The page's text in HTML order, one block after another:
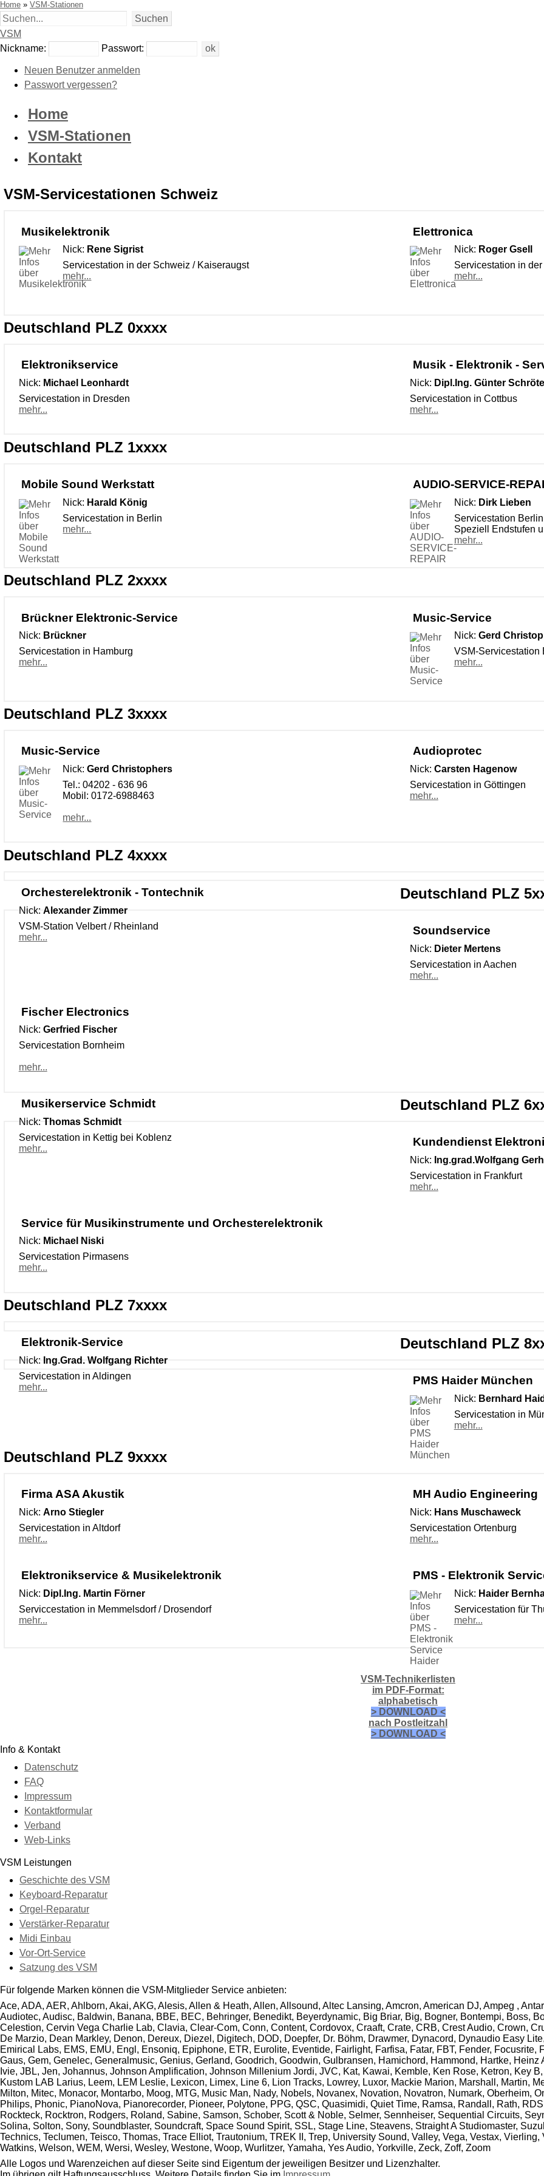
Home » VSM-Stationen
VSM
Nickname:
Passwort:
Neuen Benutzer anmelden
Passwort vergessen?
Home
VSM-Stationen
Kontakt
VSM-Servicestationen Schweiz
Musikelektronik
Nick: Rene Sigrist
Servicestation in der Schweiz / Kaiseraugst
mehr...
Elettronica
Nick: Roger Gsell
Servicestation in
mehr...
Deutschland PLZ 0xxxx
Elektronikservice
Nick: Michael Leonhardt
Servicestation in Dresden
mehr...
Musik - Elektronik -
Nick: Dipl.Ing. Günter
Servicestation in Cottbus
mehr...
Deutschland PLZ 1xxxx
Mobile Sound Werkstatt
Nick: Harald König
Servicestation in Berlin
mehr...
AUDIO-SERVICE-
Nick: Dirk Lieben
Servicestation
Speziell Endstufen
mehr...
Deutschland PLZ 2xxxx
Brückner Elektronic-Service
Nick: Brückner
Servicestation in Hamburg
mehr...
Music-Service
Nick: Gerd
VSM-Servicestation
mehr...
Deutschland PLZ 3xxxx
Music-Service
Nick:Gerd Christophers
Tel.: 04202 - 636 96
Mobil: 0172-6988463
mehr...
Audioprotec
Nick: Carsten Hagenow
Servicestation in Göttingen
mehr...
Deutschland PLZ 4xxxx
Orchesterelektronik - Tontechnik
Nick: Alexander Zimmer
VSM-Station Velbert / Rheinland
mehr...
Deutschland PLZ
Soundservice
Nick: Dieter Mertens
Servicestation in Aachen
mehr...
Fischer Electronics
Nick: Gerfried Fischer
Servicestation Bornheim
mehr...
Musikerservice Schmidt
Nick: Thomas Schmidt
Servicestation in Kettig bei Koblenz
mehr...
Deutschland PLZ
Kundendienst
Nick: Ing.grad.Wolfgang
Servicestation in Frankfurt
mehr...
Service für Musikinstrumente und Orchesterelektronik
Nick: Michael Niski
Servicestation Pirmasens
mehr...
Deutschland PLZ 7xxxx
Elektronik-Service
Nick: Ing.Grad. Wolfgang Richter
Servicestation in Aldingen
mehr...
Deutschland PLZ
PMS Haider München
Nick: Bernhard
Servicestation in
mehr...
Deutschland PLZ 9xxxx
Firma ASA Akustik
Nick: Arno Stiegler
Servicestation in Altdorf
mehr...
MH Audio Engineering
Nick: Hans Muschaweck
Servicestation Ortenburg
mehr...
Elektronikservice & Musikelektronik
Nick: Dipl.Ing. Martin Förner
Serviccestation in Memmelsdorf / Drosendorf
mehr...
PMS - Elektronik
Nick: Haider
Servicestation für
mehr...
VSM-Technikerlisten
im PDF-Format:
alphabetisch
> DOWNLOAD <
nach Postleitzahl
> DOWNLOAD <
Info & Kontakt
Datenschutz
FAQ
Impressum
Kontaktformular
Verband
Web-Links
VSM Leistungen
Geschichte des VSM
Keyboard-Reparatur
Orgel-Reparatur
Verstärker-Reparatur
Midi Einbau
Vor-Ort-Service
Satzung des VSM
Für folgende Marken können die VSM-Mitglieder Service anbieten:
Ace, ADA, AER, Ahlborn, Akai, AKG, Alesis, Allen & Heath, Allen, Allsound, Altec Lansing, Amcron, American DJ, Ampeg ,
Audiotec, Audisc, Baldwin, Banana, BBE, BEC, Behringer, Benedikt, Beyerdynamic, Big Briar, Big, Bogner, Bontempi, Boss,
Celestion, Cervin Vega Charlie Lab, Clavia, Clear-Com, Conn, Content, Cordovox, Craaft, Crate, CRB, Crest Audio, Crown,
De Marzio, Dean Markley, Denon, Dereux, Diezel, Digitech, DOD, Doepfer, Dr. Böhm, Drawmer, Dynacord, Dynaudio Easy
Emirical Labs, EMS, EMU, Engl, Ensoniq, Epiphone, ETR, Eurolite, Eventide, Fairlight, Farfisa, Fatar, FBT, Fender,
Gaus, Gem, Genelec, Generalmusic, Genius, Gerland, Goodrich, Goodwin, Gulbransen, Hamichord, Hammond, Hartke,
Ivie, JBL, Jen, Johannus, Johnson Amplification, Johnson Millenium Jordi, JVC, Kat, Kawai, Kemble, Ken Rose, Ketron, Key
Kustom LAB Larius, Leem, LEM Leslie, Lexicon, Limex, Line 6, Lion Tracks, Lowrey, Luxor, Mackie Marion, Marshall, Martin,
Milton, Mitec, Monacor, Montarbo, Moog, MTG, Music Man, Nady, Nobels, Novanex, Novation, Novatron, Numark, Oberheim,
Philips, Phonic, PianoNova, Pianorecorder, Pioneer, Polytone, PPG, QSC, Quasimidi, Quiet Time, Ramsa, Randall, Rath,
Rockteck, Rocktron, Rodgers, Roland, Sabine, Samson, Schober, Scott & Noble, Selmer, Sennheiser, Sequential Circuits,
Solina, Solton, Sony, Soundblaster, Soundcraft, Space Sound Spirit, SSL, Stage Line, Steavens, Straight A Studiomaster,
Technics, Teclumen, Teisco, Thomas, Trace Elliot, Trautonium, TREK II, Trep, University Sound, Valley, Vega, Vestax,
Watkins, Welson, WEM, Wersi, Wesley, Westone, Woop, Wurlitzer, Yamaha, Yes Audio, Yorkville, Zeck, Zoff, Zoom
Alle Logos und Warenzeichen auf dieser Seite sind Eigentum der jeweiligen Besitzer und Lizenzhalter.